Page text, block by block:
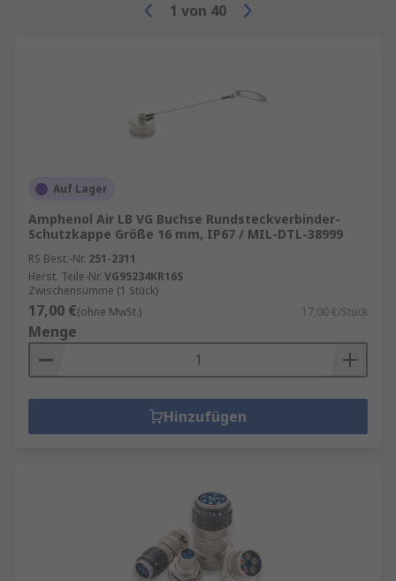
1 von 40
Auf Lager
Amphenol Air LB VG Buchse Rundsteckverbinder-
Schutzkappe Größe 16 mm, IP67 / MIL-DTL-38999
RS Best.-Nr. 251-2311
Herst. Teile-Nr. VG95234KR16S
Zwischensumme (1 Stück)
17,00 €(ohne MwSt.) 17,00 €/Stück
Menge
Hinzufügen